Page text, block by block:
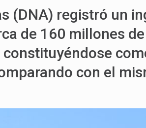
(DNA) registró un
de 160 millones de
con el